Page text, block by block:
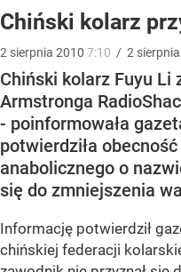
Chiński kolarz
2 sierpnia 2010 7:10 / 2 sierpnia
Chiński kolarz Fuyu Li
Armstronga
- poinformowała
potwierdziła
anabolicznego o
się do zmniejszenia
Informację potwierdził
chińskiej federacji